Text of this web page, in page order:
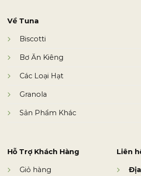
Về Tuna
Biscotti
Bơ Ăn Kiêng
Các Loại Hạt
Granola
Sản Phẩm Khác
Hỗ Trợ Khách Hàng
Giỏ hàng
Liên